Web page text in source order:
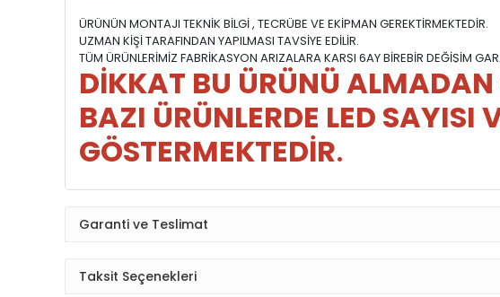
ÜRÜNÜN MONTAJI TEKNİK BİLGİ , TECRÜBE VE EKİPMAN GEREKTİRMEKTEDİR.
UZMAN KİŞİ TARAFINDAN YAPILMASI TAVSİYE EDİLİR.
TÜM ÜRÜNLERİMİZ FABRİKASYON ARIZALARA KARŞI 6AY BİREBİR DEĞİŞİM
DİKKAT BU ÜRÜNÜ ALMADAN
BAZI ÜRÜNLERDE LED SAYISI
GÖSTERMEKTEDİR.
Garanti ve Teslimat
Taksit Seçenekleri